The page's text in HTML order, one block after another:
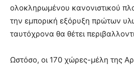
ολοκληρωμένου κανονιστικού
την εμπορική εξόρυξη πρώτων
ταυτόχρονα θα θέτει
Ωστόσο, οι 170 χώρες-μέλη της